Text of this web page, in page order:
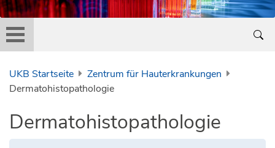
UKB Startseite
Zentrum für Hauterkrankungen
Dermatohistopathologie
Dermatohistopathologie